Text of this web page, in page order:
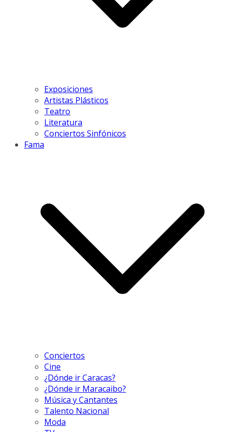
Exposiciones
Artistas Plásticos
Teatro
Literatura
Conciertos Sinfónicos
Fama
Conciertos
Cine
¿Dónde ir Caracas?
¿Dónde ir Maracaibo?
Música y Cantantes
Talento Nacional
Moda